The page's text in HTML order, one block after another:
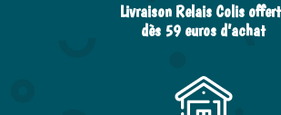
Livraison Relais Colis
dès 59 euros d’achat